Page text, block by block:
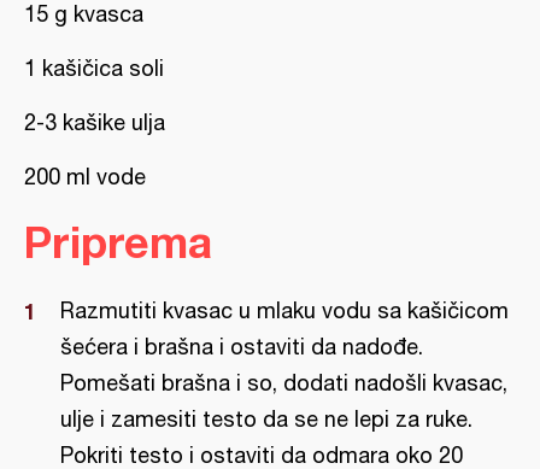
15 g kvasca
1 kašičica soli
2-3 kašike ulja
200 ml vode
Priprema
Razmutiti kvasac u mlaku vodu sa kašičicom
šećera i brašna i ostaviti da nadođe.
Pomešati brašna i so, dodati nadošli kvasac,
ulje i zamesiti testo da se ne lepi za ruke.
Pokriti testo i ostaviti da odmara oko 20